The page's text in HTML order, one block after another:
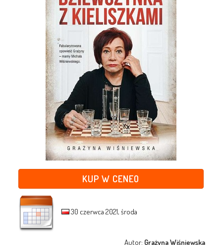
KUP W CENEO
30 czerwca 2021, środa
Autor: Grażyna Wiśniewska